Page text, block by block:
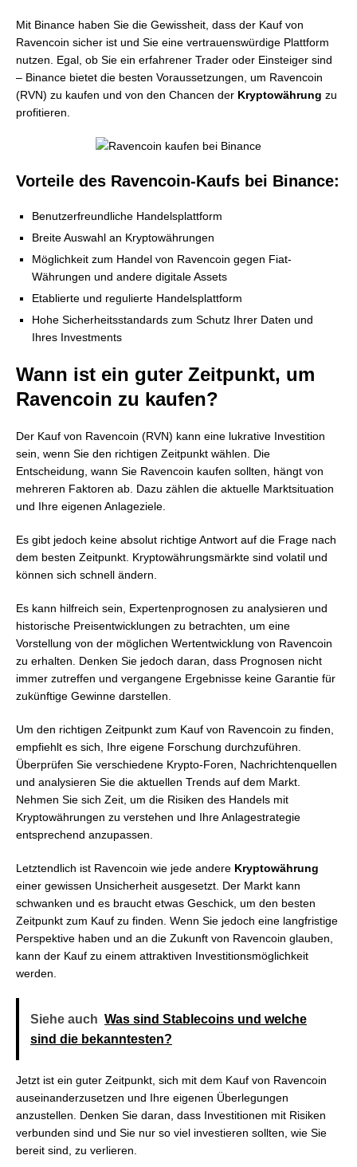
Mit Binance haben Sie die Gewissheit, dass der Kauf von
Ravencoin sicher ist und Sie eine vertrauenswürdige Plattform
nutzen. Egal, ob Sie ein erfahrener Trader oder Einsteiger sind
– Binance bietet die besten Voraussetzungen, um Ravencoin
(RVN) zu kaufen und von den Chancen der Kryptowährung zu
profitieren.
Vorteile des Ravencoin-Kaufs bei Binance:
Benutzerfreundliche Handelsplattform
Breite Auswahl an Kryptowährungen
Möglichkeit zum Handel von Ravencoin gegen Fiat-
Währungen und andere digitale Assets
Etablierte und regulierte Handelsplattform
Hohe Sicherheitsstandards zum Schutz Ihrer Daten und
Ihres Investments
Wann ist ein guter Zeitpunkt, um
Ravencoin zu kaufen?
Der Kauf von Ravencoin (RVN) kann eine lukrative Investition
sein, wenn Sie den richtigen Zeitpunkt wählen. Die
Entscheidung, wann Sie Ravencoin kaufen sollten, hängt von
mehreren Faktoren ab. Dazu zählen die aktuelle Marktsituation
und Ihre eigenen Anlageziele.
Es gibt jedoch keine absolut richtige Antwort auf die Frage nach
dem besten Zeitpunkt. Kryptowährungsmärkte sind volatil und
können sich schnell ändern.
Es kann hilfreich sein, Expertenprognosen zu analysieren und
historische Preisentwicklungen zu betrachten, um eine
Vorstellung von der möglichen Wertentwicklung von Ravencoin
zu erhalten. Denken Sie jedoch daran, dass Prognosen nicht
immer zutreffen und vergangene Ergebnisse keine Garantie für
zukünftige Gewinne darstellen.
Um den richtigen Zeitpunkt zum Kauf von Ravencoin zu finden,
empfiehlt es sich, Ihre eigene Forschung durchzuführen.
Überprüfen Sie verschiedene Krypto-Foren, Nachrichtenquellen
und analysieren Sie die aktuellen Trends auf dem Markt.
Nehmen Sie sich Zeit, um die Risiken des Handels mit
Kryptowährungen zu verstehen und Ihre Anlagestrategie
entsprechend anzupassen.
Letztendlich ist Ravencoin wie jede andere Kryptowährung
einer gewissen Unsicherheit ausgesetzt. Der Markt kann
schwanken und es braucht etwas Geschick, um den besten
Zeitpunkt zum Kauf zu finden. Wenn Sie jedoch eine langfristige
Perspektive haben und an die Zukunft von Ravencoin glauben,
kann der Kauf zu einem attraktiven Investitionsmöglichkeit
werden.
Siehe auch Was sind Stablecoins und welche
sind die bekanntesten?
Jetzt ist ein guter Zeitpunkt, sich mit dem Kauf von Ravencoin
auseinanderzusetzen und Ihre eigenen Überlegungen
anzustellen. Denken Sie daran, dass Investitionen mit Risiken
verbunden sind und Sie nur so viel investieren sollten, wie Sie
bereit sind, zu verlieren.